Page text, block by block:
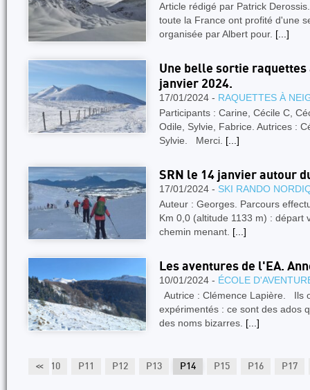
Article rédigé par Patrick
toute la France ont profité d'une
organisée par Albert pour. [...]
Une belle sortie raquettes
janvier 2024.
17/01/2024 - RAQUETTES À
Participants : Carine, Cécile C,
Odile, Sylvie, Fabrice. Autrices :
Sylvie. Merci. [...]
SRN le 14 janvier autour
17/01/2024 - SKI RANDO
Auteur : Georges. Parcours
Km 0,0 (altitude 1133 m) : départ
chemin menant. [...]
Les aventures de l'EA.
10/01/2024 - ÉCOLE
Autrice : Clémence Lapière. Ils
expérimentés : ce sont des ados
des noms bizarres. [...]
<< P10 P11 P12 P13 P14 P15 P16 P17